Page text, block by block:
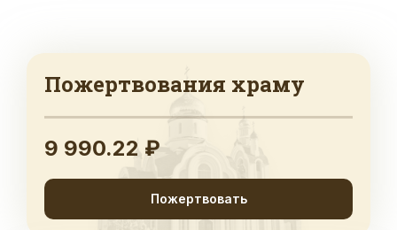
Пожертвования храму
9 990.22 ₽
Пожертвовать